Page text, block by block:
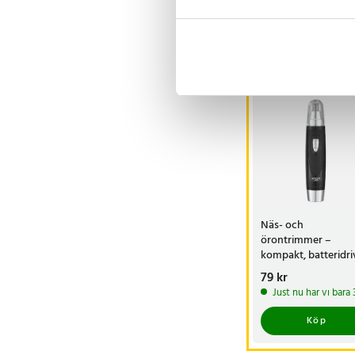
Näs- och
örontrimmer –
kompakt,
och enkel att
Pris:79 kr
79 kr
Just nu har vi
Köp